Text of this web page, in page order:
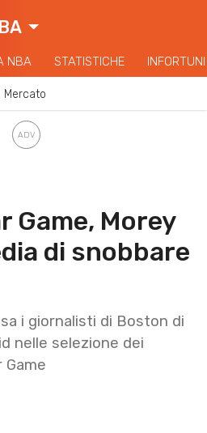
NBA STATISTICHE INFORTUNI
Mercato
Game, Morey
di snobbare
i giornalisti di Boston di
nelle selezione dei